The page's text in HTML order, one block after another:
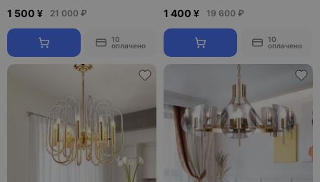
1 500 ¥ 21 000 ₽
10
оплачено
1 400 ¥ 19 600 ₽
10
оплачено